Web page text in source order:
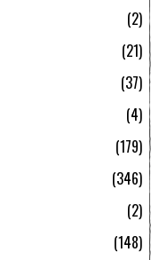
2
21
37
4
179
346
2
148